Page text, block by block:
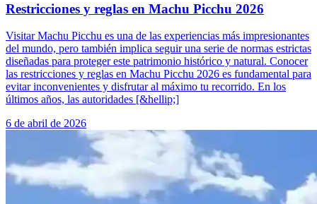
Restricciones y reglas en Machu Picchu 2026
Visitar Machu Picchu es una de las experiencias más impresionantes
del mundo, pero también implica seguir una serie de normas estrictas
diseñadas para proteger este patrimonio histórico y natural. Conocer
las restricciones y reglas en Machu Picchu 2026 es fundamental para
evitar inconvenientes y disfrutar al máximo tu recorrido. En los
últimos años, las autoridades [&hellip;]
6 de abril de 2026